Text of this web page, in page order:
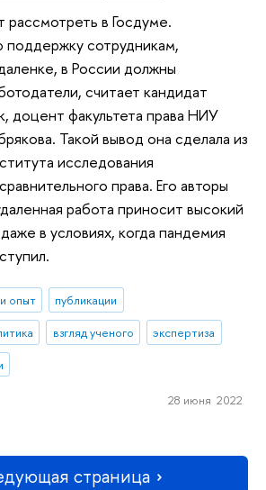
рассмотреть в Госдуме.
поддержку сотрудникам,
в России должны
считает кандидат
доцент факультета права НИУ
Такой вывод она сделала из
исследования
права. Его авторы
работа приносит высокий
в условиях, когда пандемия
опыт
публикации
взгляд ученого
экспертиза
28 июня 2022
страница